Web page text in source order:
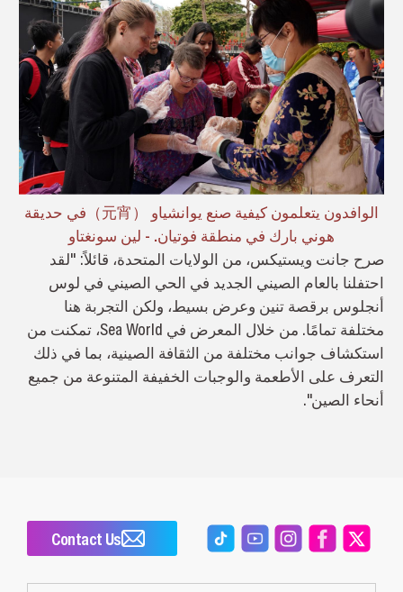
الوافدون يتعلمون كيفية صنع يوانشياو （元宵）في حديقة
هوني بارك في منطقة فوتيان. - لين سونغتاو
صرح جانت ويستيكس، من الولايات المتحدة، قائلاً: "لقد
احتفلنا بالعام الصيني الجديد في الحي الصيني في لوس
أنجلوس برقصة تنين وعرض بسيط، ولكن التجربة هنا
مختلفة تمامًا. من خلال المعرض في Sea World، تمكنت من
استكشاف جوانب مختلفة من الثقافة الصينية، بما في ذلك
التعرف على الأطعمة والوجبات الخفيفة المتنوعة من جميع
أنحاء الصين".
Contact Us